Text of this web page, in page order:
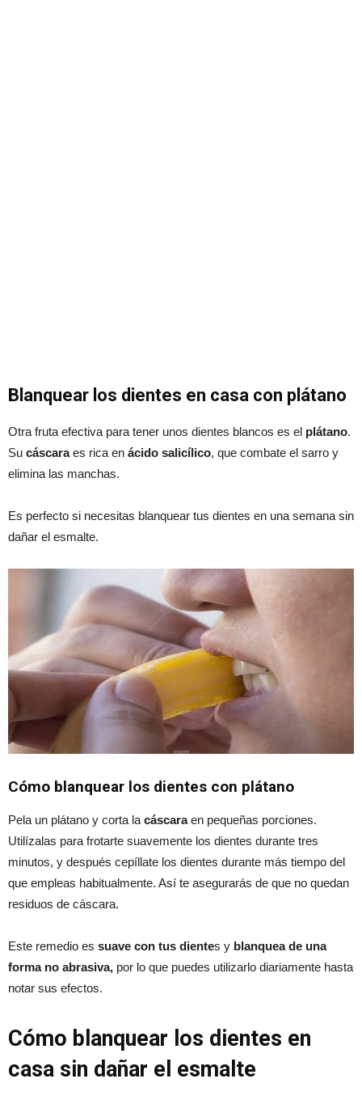
Blanquear los dientes en casa con plátano
Otra fruta efectiva para tener unos dientes blancos es el plátano.
Su cáscaraes rica en ácido salicílico, que combate el sarro y
elimina las manchas.
Es perfecto si necesitas blanquear tus dientes en una semana sin
dañar el esmalte.
Cómo blanquear los dientes con plátano
Pela un plátano y corta la cáscaraen pequeñas porciones.
Utilízalas para frotarte suavemente los dientes durante tres
minutos, y después cepíllate los dientes durante más tiempo del
que empleas habitualmente. Así te asegurarás de que no quedan
residuos de cáscara.
Este remedio es suave con tus dientes y blanquea de una
forma no abrasiva, por lo que puedes utilizarlo diariamente hasta
notar sus efectos.
Cómo blanquear los dientes en
casa sin dañar el esmalte